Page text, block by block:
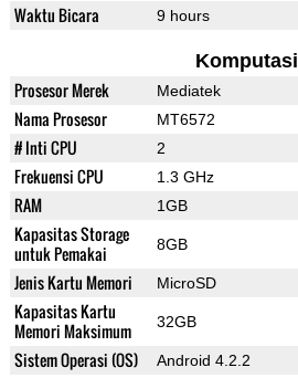
Waktu Bicara 9 hours
Komputasi
Prosesor Merek Mediatek
Nama Prosesor MT6572
# Inti CPU 2
Frekuensi CPU 1.3 GHz
RAM 1GB
Kapasitas Storage
untuk Pemakai
8GB
Jenis Kartu Memori MicroSD
Kapasitas Kartu
Memori Maksimum
32GB
Sistem Operasi (OS) Android 4.2.2